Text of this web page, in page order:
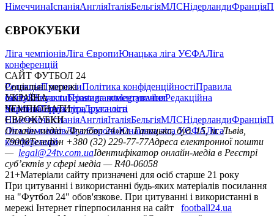
НімеччинаІспаніяАнгліяІталіяБельгіяМЛСНідерландиФранція
ЄВРОКУБКИ
Ліга чемпіонівЛіга ЄвропиЮнацька ліга УЄФАЛіга
конференцій
САЙТ ФУТБОЛ 24
РедакціяПрогнозиПолітика конфіденційностіПравила
сайтуКонтактиПравила коментуванняРедакційна
політикаСтруктура власності
Соціальні мережі
facebookxyoutubeinstagramtelegramviber
УКРАЇНА
УкраїнаПерша лігаДруга ліга
ЧЕМПІОНАТИ
НімеччинаІспаніяАнгліяІталіяБельгіяМЛСНідерландиФранція
ЄВРОКУБКИ
Ліга чемпіонівЛіга ЄвропиЮнацька ліга УЄФАЛіга
конференцій
Онлайн-медіа «Футбол 24»пл. Галицька, буд. 15, м. Львів,
79008Телефон +380 (32) 229-77-77Адреса електронної пошти
— legal@24tv.com.uaІдентифікатор онлайн-медіа в Реєстрі
суб’єктів у сфері медіа — R40-06058
21+Матеріали сайту призначені для осіб старше 21 року
При цитуванні і використанні будь-яких матеріалів посилання
на "Футбол 24" обов'язкове. При цитуванні і використанні в
мережі Інтернет гіперпосилання на сайт
football24.ua